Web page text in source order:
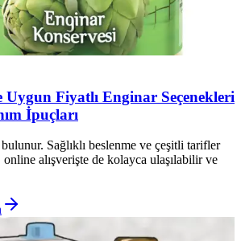
Uygun Fiyatlı Enginar Seçenekleri
İpuçları
Sağlıklı beslenme ve çeşitli tarifler
alışverişte de kolayca ulaşılabilir ve